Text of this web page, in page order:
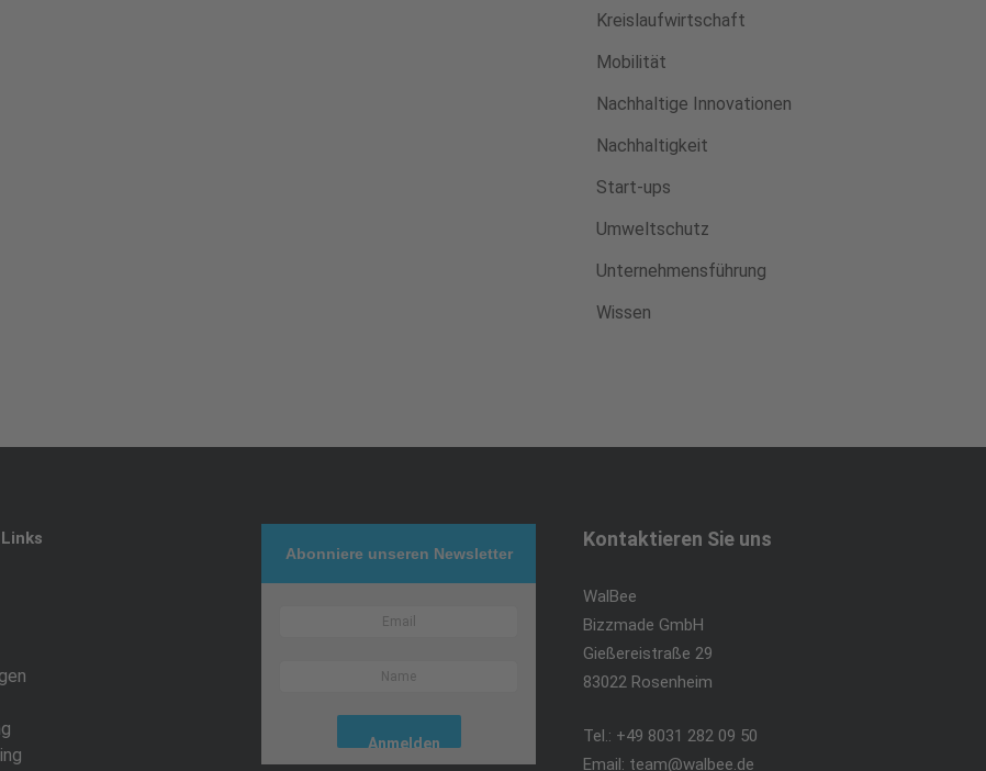
Kreislaufwirtschaft
Mobilität
Nachhaltige Innovationen
Nachhaltigkeit
Start-ups
Umweltschutz
Unternehmensführung
Wissen
Abonniere unseren Newsletter
Kontaktieren Sie uns
WalBee
Bizzmade GmbH
Gießereistraße 29
83022 Rosenheim
Tel.: +49 8031 282 09 50
Email: team@walbee.de